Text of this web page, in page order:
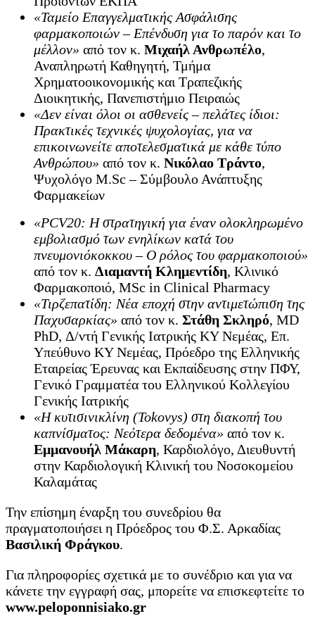
«Ταμείο Επαγγελματικής Ασφάλισης
φαρμακοποιών – Επένδυση για το παρόν και το
μέλλον» από τον κ. Μιχαήλ Ανθρωπέλο,
Αναπληρωτή Καθηγητή, Τμήμα
Χρηματοοικονομικής και Τραπεζικής
Διοικητικής, Πανεπιστήμιο Πειραιώς
«Δεν είναι όλοι οι ασθενείς – πελάτες ίδιοι:
Πρακτικές τεχνικές ψυχολογίας, για να
επικοινωνείτε αποτελεσματικά με κάθε τύπο
Ανθρώπου» από τον κ. Νικόλαο Τράντο,
Ψυχολόγο M.Sc – Σύμβουλο Ανάπτυξης
Φαρμακείων
«PCV20: Η στρατηγική για έναν ολοκληρωμένο
εμβολιασμό των ενηλίκων κατά του
πνευμονιόκοκκου – Ο ρόλος του φαρμακοποιού»
από τον κ. Διαμαντή Κλημεντίδη, Κλινικό
Φαρμακοποιό, MSc in Clinical Pharmacy
«Τιρζεπατίδη: Νέα εποχή στην αντιμετώπιση της
Παχυσαρκίας» από τον κ. Στάθη Σκληρό, MD
PhD, Δ/ντή Γενικής Ιατρικής ΚΥ Νεμέας, Επ.
Υπεύθυνο ΚΥ Νεμέας, Πρόεδρο της Ελληνικής
Εταιρείας Έρευνας και Εκπαίδευσης στην ΠΦΥ,
Γενικό Γραμματέα του Ελληνικού Κολλεγίου
Γενικής Ιατρικής
«Η κυτισινικλίνη (Tokovys) στη διακοπή του
καπνίσματος: Νεότερα δεδομένα» από τον κ.
Εμμανουήλ Μάκαρη, Καρδιολόγο, Διευθυντή
στην Καρδιολογική Κλινική του Νοσοκομείου
Καλαμάτας
Την επίσημη έναρξη του συνεδρίου θα
πραγματοποιήσει η Πρόεδρος του Φ.Σ. Αρκαδίας
Βασιλική Φράγκου.
Για πληροφορίες σχετικά με το συνέδριο και για να
κάνετε την εγγραφή σας, μπορείτε να επισκεφτείτε το
www.peloponnisiako.gr